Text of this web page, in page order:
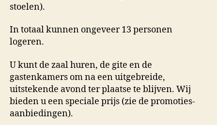
stoelen).
In totaal kunnen ongeveer 13 personen
logeren.
U kunt de zaal huren, de gite en de
gastenkamers om na een uitgebreide,
uitstekende avond ter plaatse te blijven. Wij
bieden u een speciale prijs (zie de promoties-
aanbiedingen).